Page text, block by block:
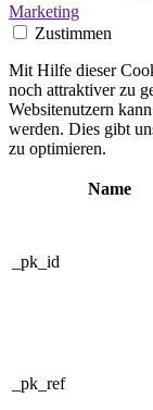
Marketing
Zustimmen
Mit Hilfe dieser
noch attraktiver zu
Websitenutzern
werden. Dies gibt
zu optimieren.
Name
_pk_id
_pk_ref